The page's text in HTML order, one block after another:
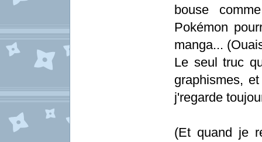
bouse
Pokémon
manga...
Le seul truc
graphismes,
j'regarde
(Et quand je